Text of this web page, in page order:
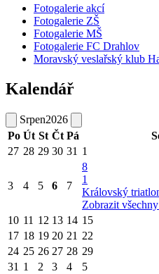
Fotogalerie akcí
Fotogalerie ZŠ
Fotogalerie MŠ
Fotogalerie FC Drahlov
Moravský veslařský klub
Kalendář
Srpen2026
Po Út St Čt Pá
27 28 29 30 31 1
3 4 5 6 7
8
1
Královský
Zobrazit
10 11 12 13 14 15
17 18 19 20 21 22
24 25 26 27 28 29
31 1 2 3 4 5